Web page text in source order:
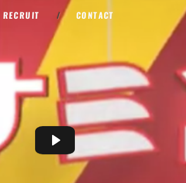
RECRUIT / CONTACT
Play